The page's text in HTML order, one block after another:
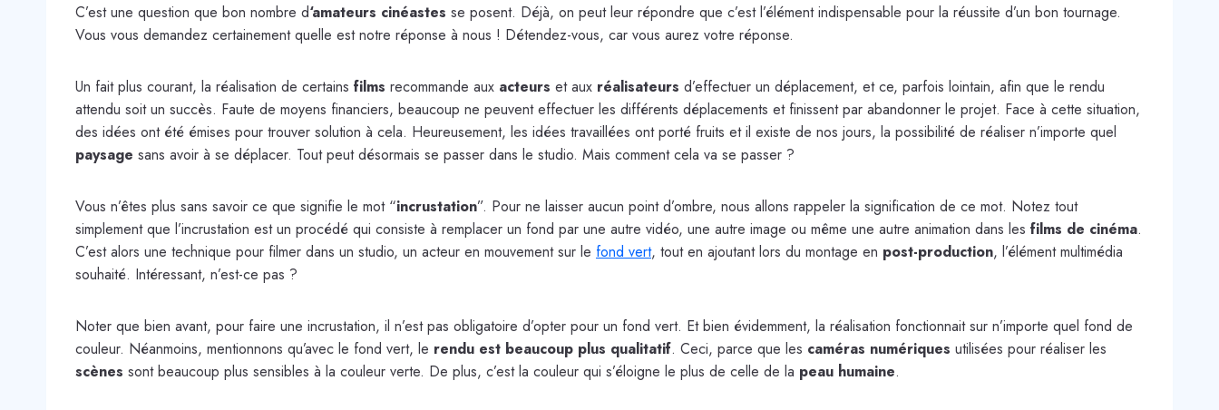
C’est une question que bon nombre d‘amateurs cinéastes se posent. Déjà, on peut leur répondre que c’est l’élément indispensable pour la réussite d’un bon tournage.
Vous vous demandez certainement quelle est notre réponse à nous ! Détendez-vous, car vous aurez votre réponse.
Un fait plus courant, la réalisation de certains films recommande aux acteurs et aux réalisateurs d’effectuer un déplacement, et ce, parfois lointain, afin que le rendu
attendu soit un succès. Faute de moyens financiers, beaucoup ne peuvent effectuer les différents déplacements et finissent par abandonner le projet. Face à cette situation,
des idées ont été émises pour trouver solution à cela. Heureusement, les idées travaillées ont porté fruits et il existe de nos jours, la possibilité de réaliser n’importe quel
paysage sans avoir à se déplacer. Tout peut désormais se passer dans le studio. Mais comment cela va se passer ?
Vous n’êtes plus sans savoir ce que signifie le mot “incrustation”. Pour ne laisser aucun point d’ombre, nous allons rappeler la signification de ce mot. Notez tout
simplement que l’incrustation est un procédé qui consiste à remplacer un fond par une autre vidéo, une autre image ou même une autre animation dans les films de cinéma.
C’est alors une technique pour filmer dans un studio, un acteur en mouvement sur le fond vert, tout en ajoutant lors du montage en post-production, l’élément multimédia
souhaité. Intéressant, n’est-ce pas ?
Noter que bien avant, pour faire une incrustation, il n’est pas obligatoire d’opter pour un fond vert. Et bien évidemment, la réalisation fonctionnait sur n’importe quel fond de
couleur. Néanmoins, mentionnons qu’avec le fond vert, le rendu est beaucoup plus qualitatif. Ceci, parce que les caméras numériques utilisées pour réaliser les
scènes sont beaucoup plus sensibles à la couleur verte. De plus, c’est la couleur qui s’éloigne le plus de celle de la peau humaine.